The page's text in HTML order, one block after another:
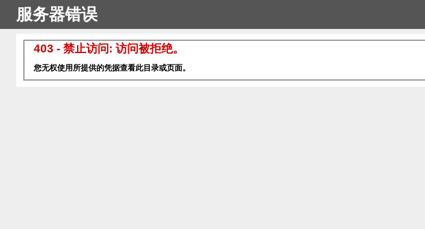
服务器错误
403 - 禁止访问: 访问被拒绝。
您无权使用所提供的凭据查看此目录或页面。